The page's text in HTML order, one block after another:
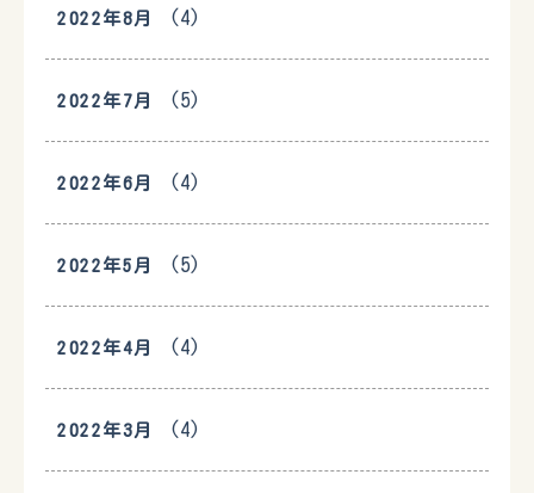
2022年8月 (4)
2022年7月 (5)
2022年6月 (4)
2022年5月 (5)
2022年4月 (4)
2022年3月 (4)